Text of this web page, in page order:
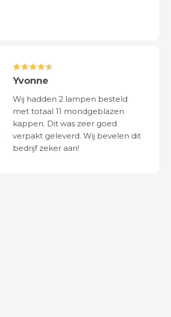
Yvonne
Wij hadden 2 lampen besteld
met totaal 11 mondgeblazen
kappen. Dit was zeer goed
verpakt geleverd. Wij bevelen dit
bedrijf zeker aan!